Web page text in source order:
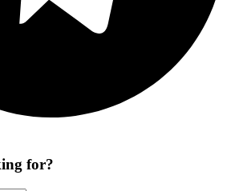
for?